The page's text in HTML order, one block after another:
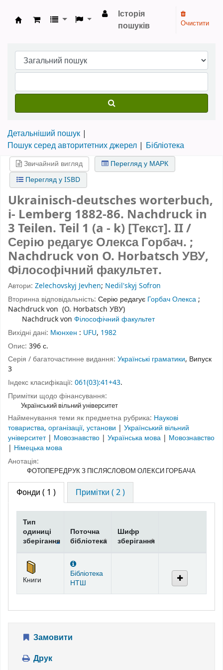
Бібліотека НТШ › Електронний каталог
Історія
пошуків
Очистити
Детальніший пошук
Пошук серед авторитетних джерел
Бібліотека
Звичайний вигляд
Перегляд у МАРК
Перегляд у ISBD
Ukrainisch-deutsches worterbuch,
i- Lemberg 1882-86. Nachdruck in
3 Teilen. Teil 1 (a - k) [Текст].II/
Серію редагує Олекса Горбач. ;
Nachdruck von O. Horbatsch УВУ,
Філософічний факультет.
Автори: Zelechovskyj Jevhen; Nedil'skyj Sofron
Вторинна відповідальність: Серію редагує Горбач Олекса;
Nachdruck von (O. Horbatsch УВУ)
Nachdruck von Філософічний факультет
Вихідні дані: Мюнхен : UFU, 1982
Опис: 396 с.
Серія / багаточастинне видання: Українські граматики, Випуск
3
Індекс класифікації: 061(03):41+43.
Примітки щодо фінансування:
Український вільний університет
Найменування теми як предметна рубрика: Наукові
товариства, організації, установи | Український вільний
університет | Мовознавство | Українська мова | Мовознавство
| Німецька мова
Анотація:
ФОТОПЕРЕДРУК З ПІСЛЯСЛОВОМ ОЛЕКСИ ГОРБАЧА
Фонди ( 1 ) Примітки ( 2 )
Фонди
Тип
одиниці
зберігання
Поточна
бібліотека
Шифр
зберігання
Книги
Бібліотека
НТШ
Замовити
Друк